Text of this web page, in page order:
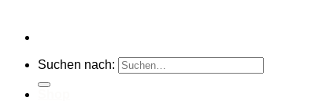
Suchen nach: